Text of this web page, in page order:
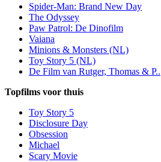
Spider-Man: Brand New Day
The Odyssey
Paw Patrol: De Dinofilm
Vaiana
Minions & Monsters (NL)
Toy Story 5 (NL)
De Film van Rutger, Thomas & P..
Topfilms voor thuis
Toy Story 5
Disclosure Day
Obsession
Michael
Scary Movie